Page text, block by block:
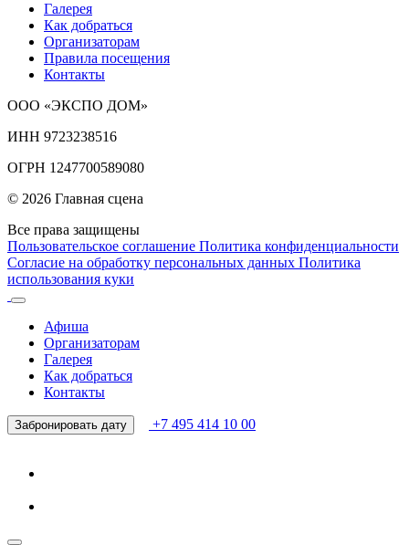
Галерея
Как добраться
Организаторам
Правила посещения
Контакты
ООО «ЭКСПО ДОМ»
ИНН 9723238516
ОГРН 1247700589080
© 2026 Главная сцена
Все права защищены
Пользовательское соглашение Политика конфиденциальности
Согласие на обработку персональных данных Политика
использования куки
Афиша
Организаторам
Галерея
Как добраться
Контакты
Забронировать дату +7 495 414 10 00